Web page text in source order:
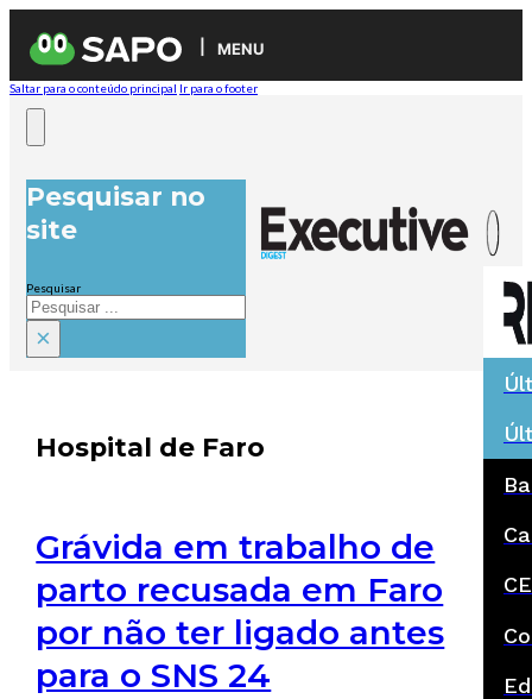
MENU
Saltar para o conteúdo principal Ir para o footer
Pesquisar no
site
Pesquisar
×
Hospital de Faro
Grávida em trabalho de
parto recusada em Faro
por não ter ligado antes
para o SNS 24